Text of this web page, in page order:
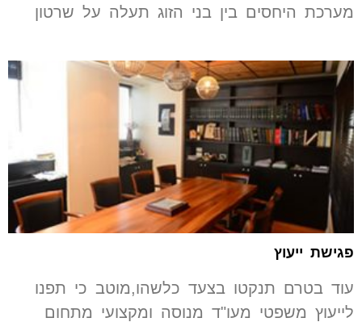
מערכת היחסים בין בני הזוג תעלה על שרטון
פגישת ייעוץ
עוד בטרם תנקטו בצעד כלשהו,מוטב כי תפנו
לייעוץ משפטי מעו"ד מנוסה ומקצועי מתחום